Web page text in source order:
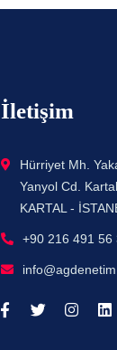
İletişim
Hürriyet Mh.
Yanyol Cd.
KARTAL -
+90 216 491 56